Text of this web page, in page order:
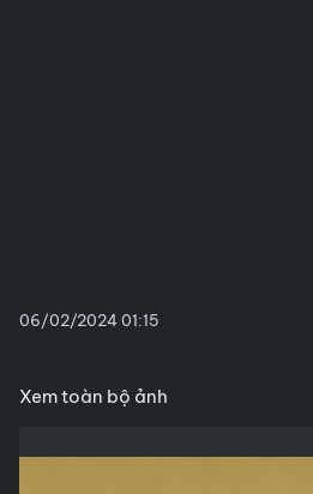
06/02/2024 01:15
Xem toàn bộ ảnh